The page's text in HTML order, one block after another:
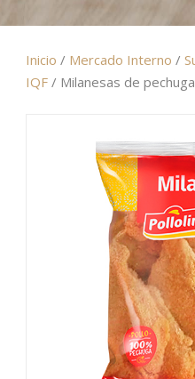
English
Inicio / Mercado Interno /
IQF / Milanesas de